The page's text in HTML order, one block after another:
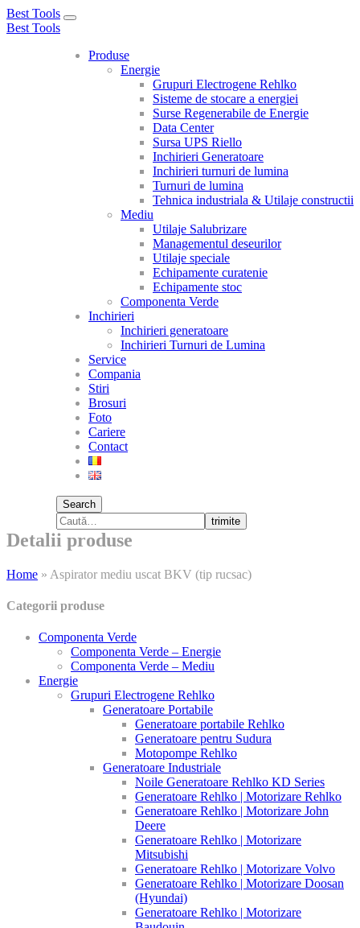
Best Tools
Toggle
Best Tools
Produse
Energie
Grupuri Electrogene Rehlko
Sisteme de stocare a energiei
Surse Regenerabile de Energie
Data Center
Sursa UPS Riello
Inchirieri Generatoare
Inchirieri turnuri de lumina
Turnuri de lumina
Tehnica industriala & Utilaje constructii
Mediu
Utilaje Salubrizare
Managementul deseurilor
Utilaje speciale
Echipamente curatenie
Echipamente stoc
Componenta Verde
Inchirieri
Inchirieri generatoare
Inchirieri Turnuri de Lumina
Service
Compania
Stiri
Brosuri
Foto
Cariere
Contact
Search
trimite
Detalii produse
Home » Aspirator mediu uscat BKV (tip rucsac)
Categorii produse
Componenta Verde
Componenta Verde – Energie
Componenta Verde – Mediu
Energie
Grupuri Electrogene Rehlko
Generatoare Portabile
Generatoare portabile Rehlko
Generatoare pentru Sudura
Motopompe Rehlko
Generatoare Industriale
Noile Generatoare Rehlko KD Series
Generatoare Rehlko | Motorizare Rehlko
Generatoare Rehlko | Motorizare John
Deere
Generatoare Rehlko | Motorizare
Mitsubishi
Generatoare Rehlko | Motorizare Volvo
Generatoare Rehlko | Motorizare Doosan
(Hyundai)
Generatoare Rehlko | Motorizare